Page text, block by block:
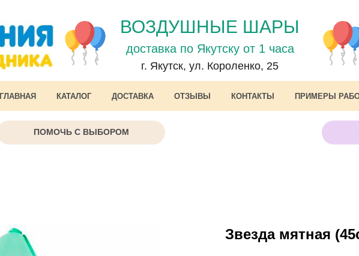
ВОЗДУШНЫЕ ШАРЫ
доставка по Якутску от 1 часа
г. Якутск, ул. Короленко, 25
ГЛАВНАЯ КАТАЛОГ ДОСТАВКА ОТЗЫВЫ КОНТАКТЫ ПРИМЕРЫ
ПОМОЧЬ С ВЫБОРОМ
Звезда мятная